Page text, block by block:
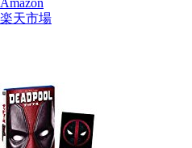
楽天市場